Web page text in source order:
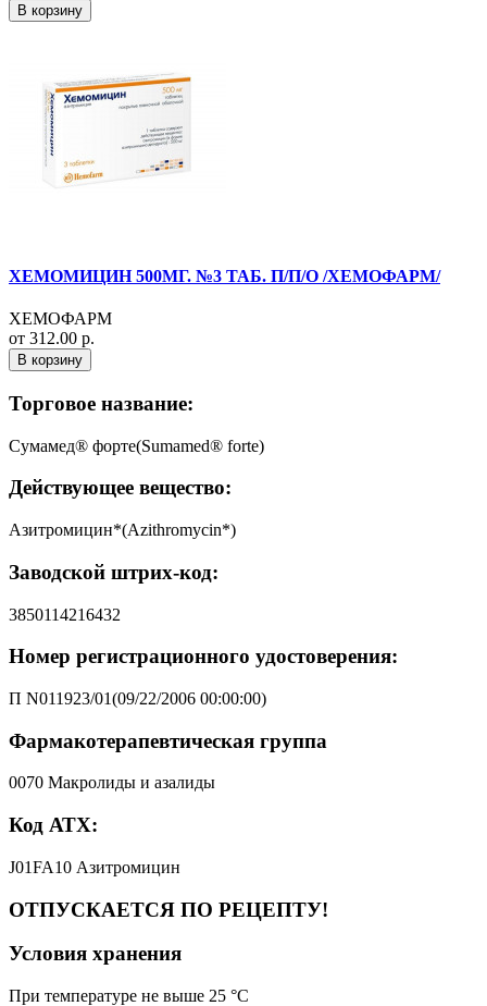
В корзину
ХЕМОМИЦИН 500МГ. №3 ТАБ. П/П/О /ХЕМОФАРМ/
ХЕМОФАРМ
от 312.00 р.
В корзину
Торговое название:
Сумамед® форте(Sumamed® forte)
Действующее вещество:
Азитромицин*(Azithromycin*)
Заводской штрих-код:
3850114216432
Номер регистрационного удостоверения:
П N011923/01(09/22/2006 00:00:00)
Фармакотерапевтическая группа
0070 Макролиды и азалиды
Код АТХ:
J01FA10 Азитромицин
ОТПУСКАЕТСЯ ПО РЕЦЕПТУ!
Условия хранения
При температуре не выше 25 °C